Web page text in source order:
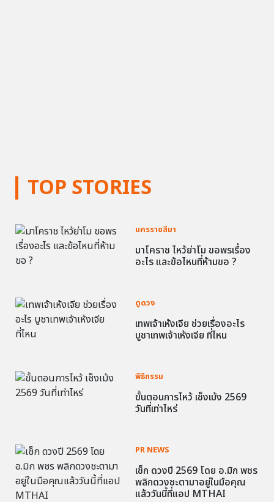
TOP STORIES
นครราชสีมา
มาโคราช ไหว้ย่าโม ขอพรเรื่อง
อะไร และข้อไหนที่ห้ามขอ ?
ดูดวง
เทพเจ้าเห้งเจีย ช่วยเรื่องอะไร
บูชาเทพเจ้าเห้งเจีย ที่ไหน
พิธีกรรม
ขั้นตอนการไหว้ เช็งเม้ง 2569
วันที่เท่าไหร่
PR NEWS
เช็ก ดวงปี 2569 โดย อ.มิก พชร
พลิกดวงชะตามาอยู่ในมือคุณ
แล้ววันนี้ที่แอป MTHAI